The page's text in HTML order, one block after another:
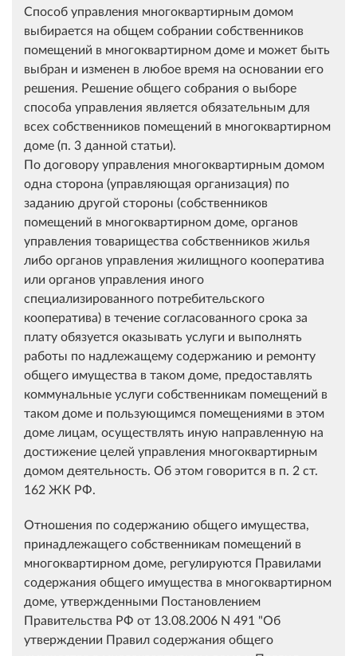
Способ управления многоквартирным домом
выбирается на общем собрании собственников
помещений в многоквартирном доме и может быть
выбран и изменен в любое время на основании его
решения. Решение общего собрания о выборе
способа управления является обязательным для
всех собственников помещений в многоквартирном
доме (п. 3 данной статьи).
По договору управления многоквартирным домом
одна сторона (управляющая организация) по
заданию другой стороны (собственников
помещений в многоквартирном доме, органов
управления товарищества собственников жилья
либо органов управления жилищного кооператива
или органов управления иного
специализированного потребительского
кооператива) в течение согласованного срока за
плату обязуется оказывать услуги и выполнять
работы по надлежащему содержанию и ремонту
общего имущества в таком доме, предоставлять
коммунальные услуги собственникам помещений в
таком доме и пользующимся помещениями в этом
доме лицам, осуществлять иную направленную на
достижение целей управления многоквартирным
домом деятельность. Об этом говорится в п. 2 ст.
162 ЖК РФ.
Отношения по содержанию общего имущества,
принадлежащего собственникам помещений в
многоквартирном доме, регулируются Правилами
содержания общего имущества в многоквартирном
доме, утвержденными Постановлением
Правительства РФ от 13.08.2006 N 491 "Об
утверждении Правил содержания общего